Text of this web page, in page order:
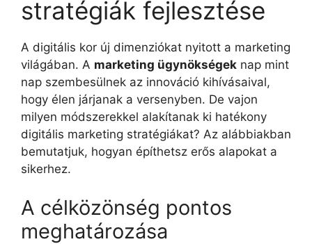
stratégiák fejlesztése
A digitális kor új dimenziókat nyitott a marketing
világában. A marketing ügynökségek nap mint
nap szembesülnek az innováció kihívásaival,
hogy élen járjanak a versenyben. De vajon
milyen módszerekkel alakítanak ki hatékony
digitális marketing stratégiákat? Az alábbiakban
bemutatjuk, hogyan építhetsz erős alapokat a
sikerhez.
A célközönség pontos
meghatározása